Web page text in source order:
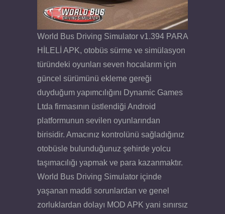
World Bus Driving Simulator v1.394 PARA
HİLELİ APK, otobüs sürme ve simülasyon
türündeki oyunları seven hocalarım için
güncel sürümünü ekleme gereği
duyduğum yapımcılığını Dynamic Games
Ltda firmasının üstlendiği Android
platformunun sevilen oyunlarından
birisidir. Amacınız kontrolünü sağladığınız
otobüsle bulunduğunuz şehirde yolcu
taşımacılığı yapmak ve para kazanmaktır.
World Bus Driving Simulator içinde
yaşanan maddi sorunlardan ve genel
zorluklardan dolayı MOD APK yani sınırsız